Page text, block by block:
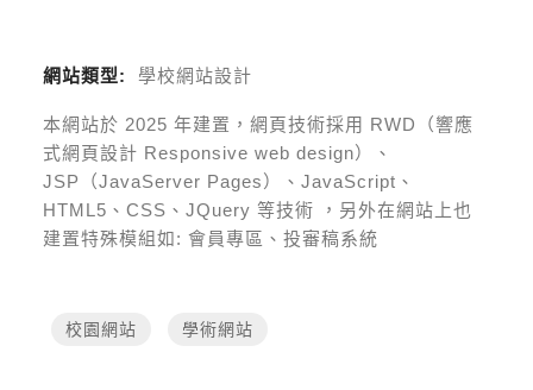
網站類型: 學校網站設計
本網站於 2025 年建置，網頁技術採用 RWD（響應
式網頁設計 Responsive web design）、
JSP（JavaServer Pages）、JavaScript、
HTML5、CSS、JQuery 等技術
，另外在網站上也
建置特殊模組如:會員專區、投審稿系統
校園網站 學術網站